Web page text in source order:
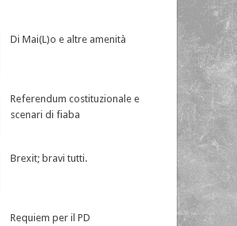
Di Mai(L)o e altre amenità
Referendum costituzionale e
scenari di fiaba
Brexit; bravi tutti.
Requiem per il PD